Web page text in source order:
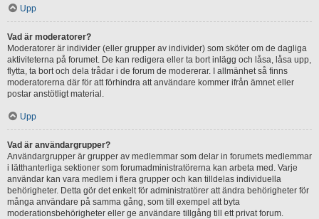
Upp
Vad är moderatorer?
Moderatorer är individer (eller grupper av individer) som sköter om de dagliga
aktiviteterna på forumet. De kan redigera eller ta bort inlägg och låsa, låsa upp,
flytta, ta bort och dela trådar i de forum de modererar. I allmänhet så finns
moderatorerna där för att förhindra att användare kommer ifrån ämnet eller
postar anstötligt material.
Upp
Vad är användargrupper?
Användargrupper är grupper av medlemmar som delar in forumets medlemmar
i lätthanterliga sektioner som forumadministratörerna kan arbeta med. Varje
användar kan vara medlem i flera grupper och kan tilldelas individuella
behörigheter. Detta gör det enkelt för administratörer att ändra behörigheter för
många användare på samma gång, som till exempel att byta
moderationsbehörigheter eller ge användare tillgång till ett privat forum.